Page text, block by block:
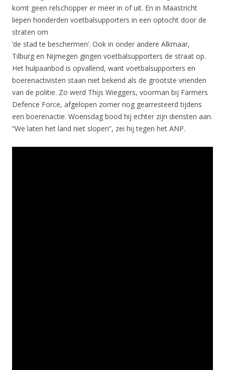
komt geen relschopper er meer in of uit. En in Maastricht
liepen honderden voetbalsupporters in een optocht door de
straten om
‘de stad te beschermen’. Ook in onder andere Alkmaar,
Tilburg en Nijmegen gingen voetbalsupporters de straat op.
Het hulpaanbod is opvallend, want voetbalsupporters en
boerenactivisten staan niet bekend als de grootste vrienden
van de politie. Zo werd Thijs Wieggers, voorman bij Farmers
Defence Force, afgelopen zomer nog gearresteerd tijdens
een boerenactie. Woensdag bood hij echter zijn diensten aan.
“We laten het land niet slopen”, zei hij tegen het ANP.